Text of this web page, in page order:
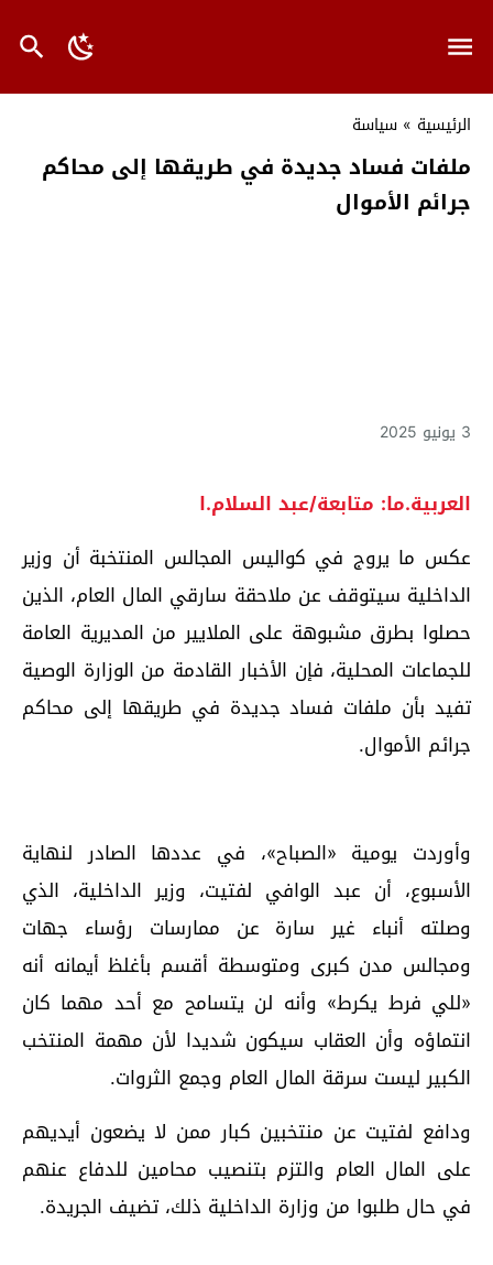
الرئيسية » سياسة
ملفات فساد جديدة في طريقها إلى محاكم
جرائم الأموال
3 يونيو 2025
العربية.ما: متابعة/عبد السلام.ا
عكس ما يروج في كواليس المجالس المنتخبة أن وزير
الداخلية سيتوقف عن ملاحقة سارقي المال العام، الذين
حصلوا بطرق مشبوهة على الملايير من المديرية العامة
للجماعات المحلية، فإن الأخبار القادمة من الوزارة الوصية
تفيد بأن ملفات فساد جديدة في طريقها إلى محاكم
جرائم الأموال.
وأوردت يومية «الصباح»، في عددها الصادر لنهاية
الأسبوع، أن عبد الوافي لفتيت، وزير الداخلية، الذي
وصلته أنباء غير سارة عن ممارسات رؤساء جهات
ومجالس مدن كبرى ومتوسطة أقسم بأغلظ أيمانه أنه
«للي فرط يكرط» وأنه لن يتسامح مع أحد مهما كان
انتماؤه وأن العقاب سيكون شديدا لأن مهمة المنتخب
الكبير ليست سرقة المال العام وجمع الثروات.
ودافع لفتيت عن منتخبين كبار ممن لا يضعون أيديهم
على المال العام والتزم بتنصيب محامين للدفاع عنهم
في حال طلبوا من وزارة الداخلية ذلك، تضيف الجريدة.